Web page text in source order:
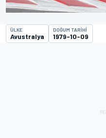
ÜLKE
Avustralya
DOĞUM TARIHI
1979-10-09